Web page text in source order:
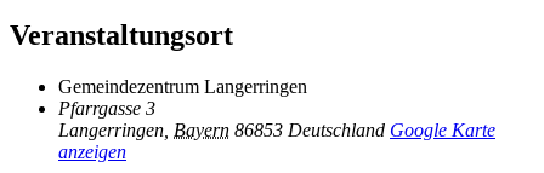
Veranstaltungsort
Gemeindezentrum Langerringen
Pfarrgasse 3
Langerringen Bayern 86853 Deutschland Google Karte
anzeigen